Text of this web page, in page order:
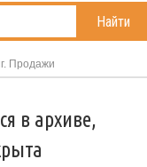
Найти
Продажи
в архиве,